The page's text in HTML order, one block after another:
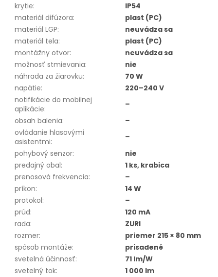
krytie:
IP54
materiál difúzora:
plast (PC)
materiál LGP:
neuvádza sa
materiál tela:
plast (PC)
montážny otvor:
neuvádza sa
možnosť stmievania:
nie
náhrada za žiarovku:
70 W
napätie:
220–240 V
notifikácie do mobilnej
aplikácie:
–
obsah balenia:
–
ovládanie hlasovými
asistentmi:
–
pohybový senzor:
nie
predajný obal:
1 ks, krabica
prenosová frekvencia:
–
príkon:
14 W
protokol:
–
prúd:
120 mA
rada:
ZURI
rozmer:
priemer 215 × 80 mm
spôsob montáže:
prisadené
svetelná účinnosť:
71 lm/W
svetelný tok:
1 000 lm